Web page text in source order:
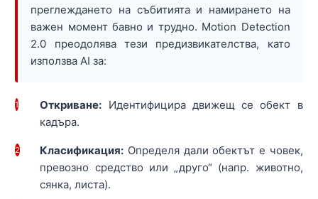
преглеждането на събитията и намирането на
важен момент бавно и трудно. Motion Detection
2.0 преодолява тези предизвикателства, като
използва AI за:
1 Откриване: Идентифицира движещ се обект в
кадъра.
2 Класификация: Определя дали обектът е човек,
превозно средство или „друго“ (напр. животно,
сянка, листа).